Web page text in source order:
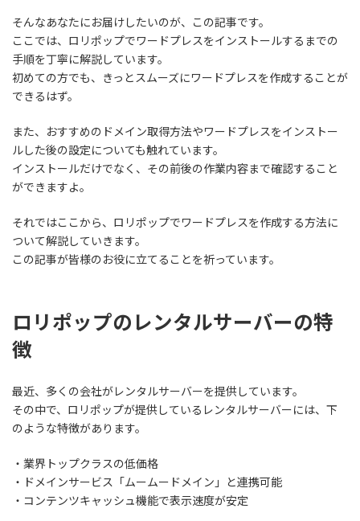
そんなあなたにお届けしたいのが、この記事です。
ここでは、ロリポップでワードプレスをインストールするまでの
手順を丁寧に解説しています。
初めての方でも、きっとスムーズにワードプレスを作成することが
できるはず。
また、おすすめのドメイン取得方法やワードプレスをインストー
ルした後の設定についても触れています。
インストールだけでなく、その前後の作業内容まで確認すること
ができますよ。
それではここから、ロリポップでワードプレスを作成する方法に
ついて解説していきます。
この記事が皆様のお役に立てることを祈っています。
ロリポップのレンタルサーバーの特
徴
最近、多くの会社がレンタルサーバーを提供しています。
その中で、ロリポップが提供しているレンタルサーバーには、下
のような特徴があります。
・業界トップクラスの低価格
・ドメインサービス「ムームードメイン」と連携可能
・コンテンツキャッシュ機能で表示速度が安定